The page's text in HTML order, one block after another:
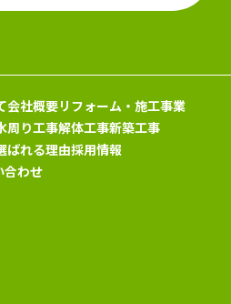
会社概要リフォーム・施工事業
周り工事解体工事新築工事
ばれる理由採用情報
合わせ